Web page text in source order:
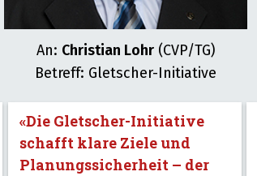
An: Christian Lohr(CVP/TG)
Betreff: Gletscher-Initiative
«Die Gletscher-Initiative
schafft klare Ziele und
Planungssicherheit – der